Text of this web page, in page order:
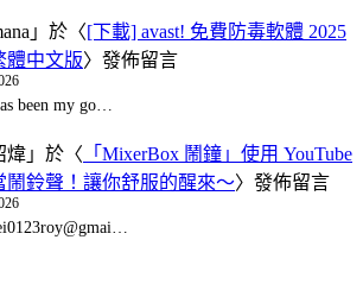
」於〈[下載] avast! 免費防毒軟體 2025
體中文版〉發佈留言
been my go…
煒 」於〈 「MixerBox 鬧鐘」使用 YouTube
鬧鈴聲！讓你舒服的醒來～〉發佈留言